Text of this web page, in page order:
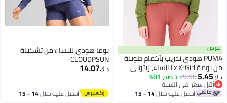
عرض
PUMA هودي تدريب بأكمام طويلة
من بومة x X-Girl للنساء، زيتوني
د.ك‏5.45
29.90خصم 81%
أقل سعر في السنة
أقل سعر في السنة
احصل عليه خلال 14 - 15
بوما هودي للنساء من تشكيلة
CLOUDPSUN
د.ك‏14.07
احصل عليه خلال 14 - 15